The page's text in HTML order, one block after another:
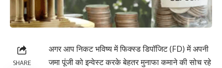
SHARE
अगर आप निकट भविष्य में फिक्स्ड डिपॉजिट (FD) में अपनी
जमा पूंजी को इन्वेस्ट करके बेहतर मुनाफा कमाने की सोच रहे